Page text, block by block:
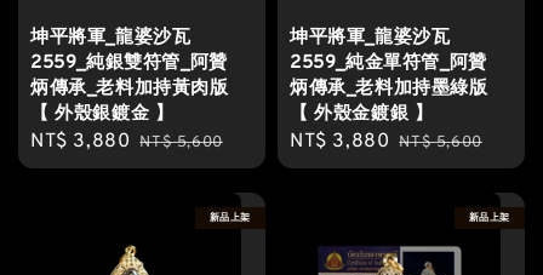
坤平將軍_龍婆沙瓦
2559_純銀雙符管_阿贊
炳傳承_老料加持黃肉版
【 外殼銀鍍金 】
Sale
price
NT$ 3,880 Regular
price
NT$ 5,600
坤平將軍_龍婆沙瓦
2559_純金單符管_阿贊
炳傳承_老料加持墨綠版
【 外殼金鍍銀 】
Sale
price
NT$ 3,880 Regular
price
NT$ 5,600
新品上架 新品上架